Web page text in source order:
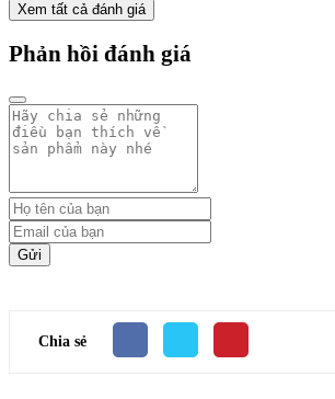
Xem tất cả đánh giá
Phản hồi đánh giá
Gửi
Chia sẻ